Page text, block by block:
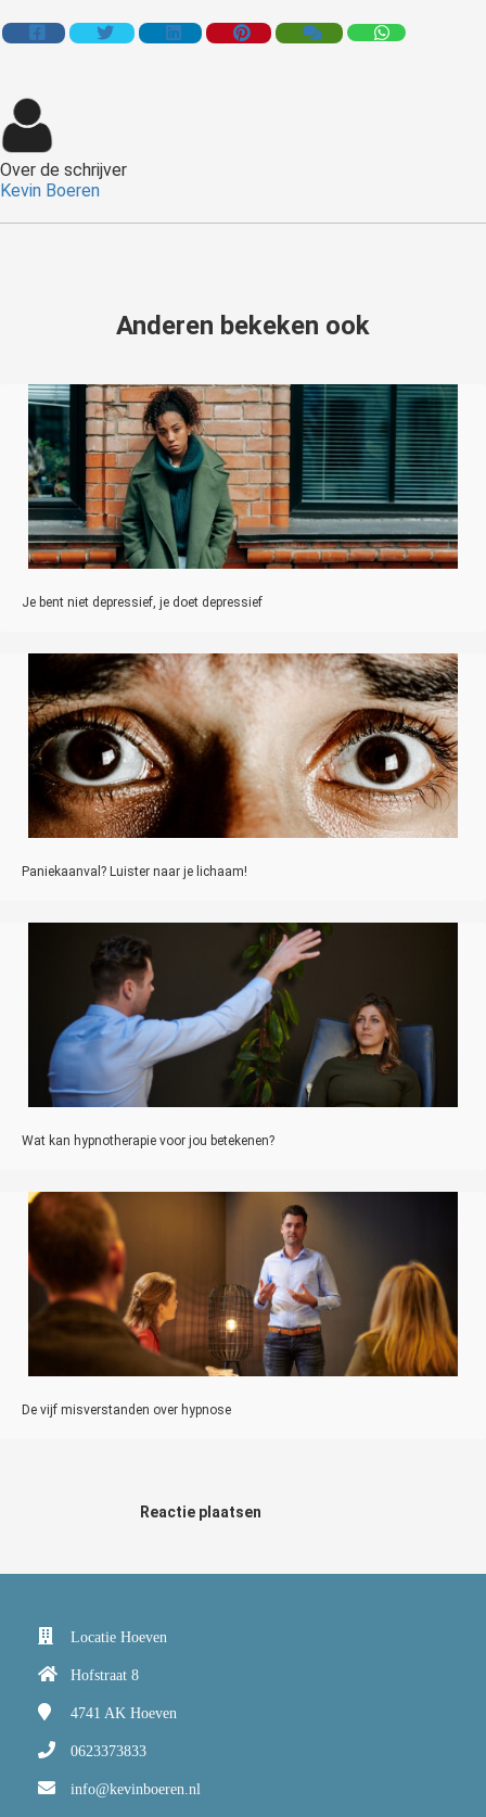
Over de schrijver
Kevin Boeren
Anderen bekeken ook
Je bent niet depressief, je doet depressief
Paniekaanval? Luister naar je lichaam!
Wat kan hypnotherapie voor jou betekenen?
De vijf misverstanden over hypnose
Reactie plaatsen
Locatie Hoeven
Hofstraat 8
4741 AK Hoeven
0623373833
info@kevinboeren.nl